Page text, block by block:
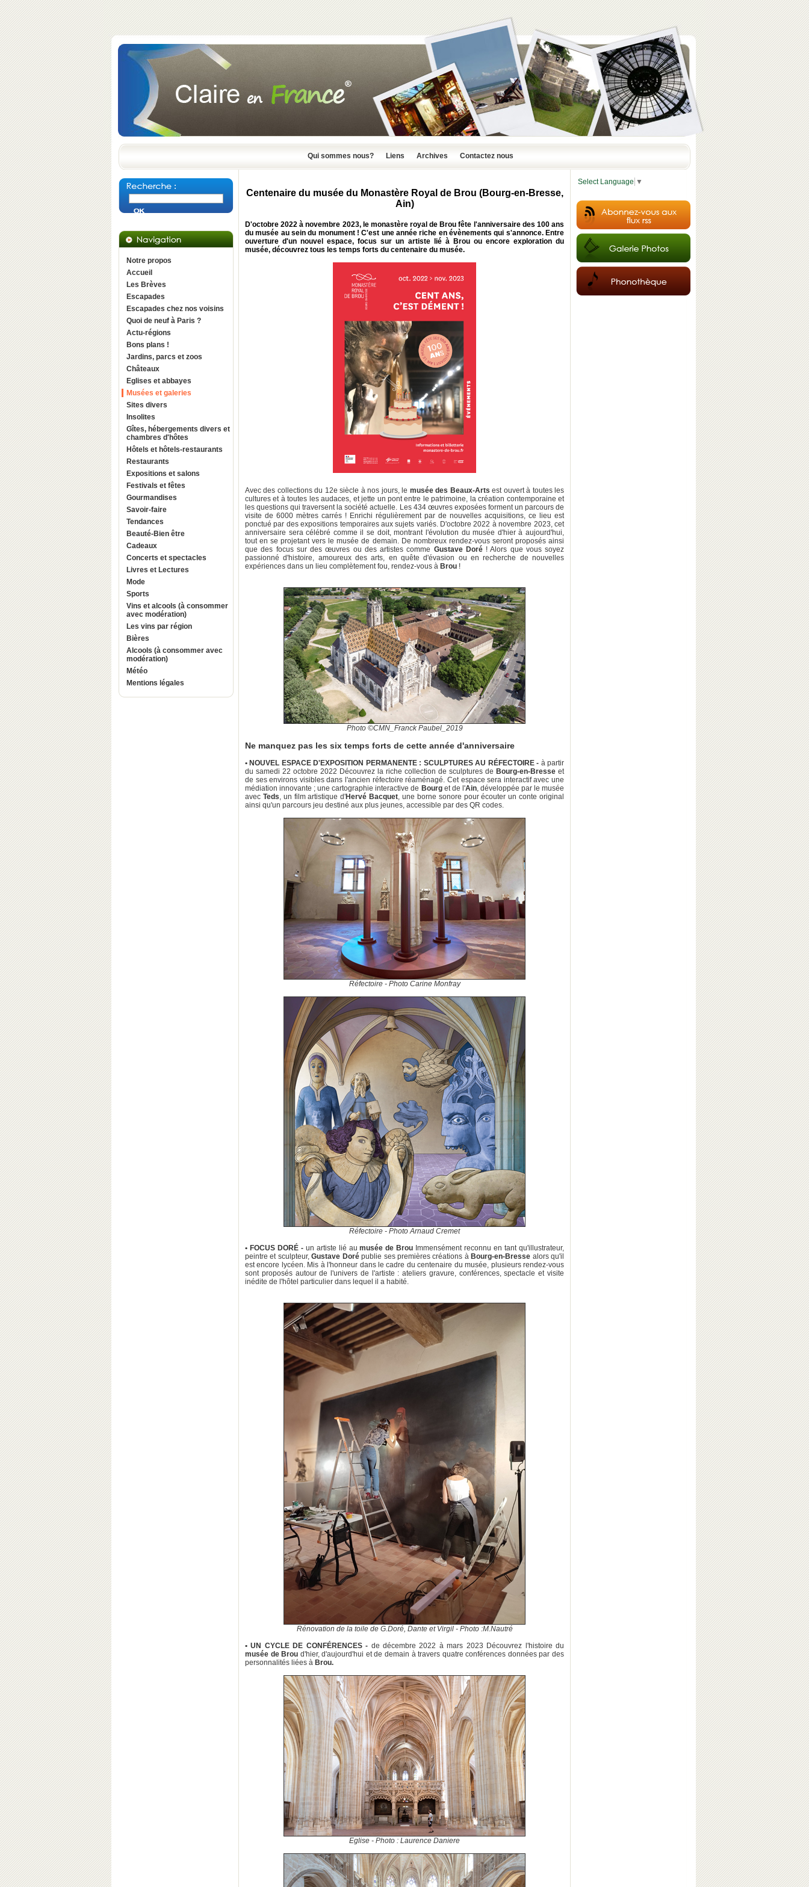
Qui sommes nous? Liens Archives Contactez nous
Notre propos
Accueil
Les Brèves
Escapades
Escapades chez nos voisins
Quoi de neuf à Paris ?
Actu-régions
Bons plans !
Jardins, parcs et zoos
Châteaux
Eglises et abbayes
Musées et galeries
Sites divers
Insolites
Gîtes, hébergements divers et
chambres d'hôtes
Hôtels et hôtels-restaurants
Restaurants
Expositions et salons
Festivals et fêtes
Gourmandises
Savoir-faire
Tendances
Beauté-Bien être
Cadeaux
Concerts et spectacles
Livres et Lectures
Mode
Sports
Vins et alcools (à consommer
avec modération)
Les vins par région
Bières
Alcools (à consommer avec
modération)
Météo
Mentions légales
Centenaire du musée du Monastère Royal de Brou (Bourg-en-Bresse,
Ain)
D'octobre 2022 à novembre 2023, le monastère royal de Brou fête l'anniversaire des 100 ans
du musée au sein du monument ! C'est une année riche en évènements qui s'annonce. Entre
ouverture d'un nouvel espace, focus sur un artiste lié à Brou ou encore exploration du
musée, découvrez tous les temps forts du centenaire du musée.
Avec des collections du 12e siècle à nos jours, le musée des Beaux-Arts est ouvert à toutes les
cultures et à toutes les audaces, et jette un pont entre le patrimoine, la création contemporaine et
les questions qui traversent la société actuelle. Les 434 œuvres exposées forment un parcours de
visite de 6000 mètres carrés ! Enrichi régulièrement par de nouvelles acquisitions, ce lieu est
ponctué par des expositions temporaires aux sujets variés. D'octobre 2022 à novembre 2023, cet
anniversaire sera célébré comme il se doit, montrant l'évolution du musée d'hier à aujourd'hui,
tout en se projetant vers le musée de demain. De nombreux rendez-vous seront proposés ainsi
que des focus sur des œuvres ou des artistes comme Gustave Doré! Alors que vous soyez
passionné d'histoire, amoureux des arts, en quête d'évasion ou en recherche de nouvelles
expériences dans un lieu complètement fou, rendez-vous à Brou !
Photo ©CMN_Franck Paubel_2019
Ne manquez pas les six temps forts de cette année d'anniversaire
• NOUVEL ESPACE D'EXPOSITION PERMANENTE : SCULPTURES AU RÉFECTOIRE - à partir
du samedi 22 octobre 2022 Découvrez la riche collection de sculptures de Bourg-en-Bresse et
de ses environs visibles dans l'ancien réfectoire réaménagé. Cet espace sera interactif avec une
médiation innovante ; une cartographie interactive de Bourget de l'Ain, développée par le musée
avec Teds, un film artistique d'Hervé Bacquet, une borne sonore pour écouter un conte original
ainsi qu'un parcours jeu destiné aux plus jeunes, accessible par des QR codes.
Réfectoire - Photo Carine Monfray
Réfectoire - Photo Arnaud Cremet
• FOCUS DORÉ -un artiste lié aumusée de Brou Immensément reconnu en tant qu'illustrateur,
peintre et sculpteur,Gustave Dorépublie ses premières créations à Bourg-en-Bresse alors qu'il
est encore lycéen. Mis à l'honneur dans le cadre du centenaire du musée, plusieurs rendez-vous
sont proposés autour de l'univers de l'artiste : ateliers gravure, conférences, spectacle et visite
inédite de l'hôtel particulier dans lequel il a habité.
Rénovation de la toile de G.Doré, Dante et Virgil - Photo :M.Nautré
• UN CYCLE DE CONFÉRENCES - de décembre 2022 à mars 2023 Découvrez l'histoire du
musée de Brou d'hier, d'aujourd'hui et de demain à travers quatre conférences données par des
personnalités liées à Brou.
Eglise - Photo : Laurence Daniere
Select Language ▼